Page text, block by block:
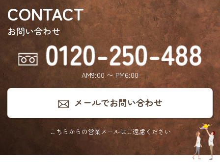
CONTACT
お問い合わせ
AM9:00 〜 PM6:00
メールでお問い合わせ
こちらからの営業メールはご遠慮ください